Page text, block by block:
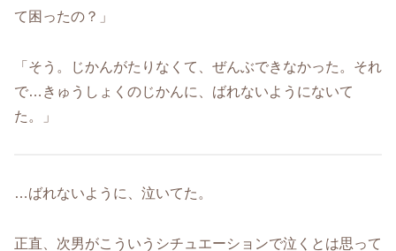
て困ったの？」
「そう。じかんがたりなくて、ぜんぶできなかった。それ
で…きゅうしょくのじかんに、ばれないようにないて
た。」
…ばれないように、泣いてた。
正直、次男がこういうシチュエーションで泣くとは思って